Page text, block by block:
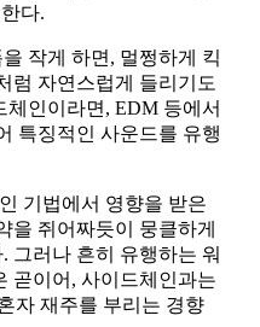
다.
작게 하면, 멀쩡하게 킥
럼 자연스럽게 들리기도
인이라면, EDM 등에서
특징적인 사운드를 유행
기법에서 영향을 받은
을 쥐어짜듯이 뭉클하게
그러나 흔히 유행하는 워
곧이어, 사이드체인과는
자 재주를 부리는 경향